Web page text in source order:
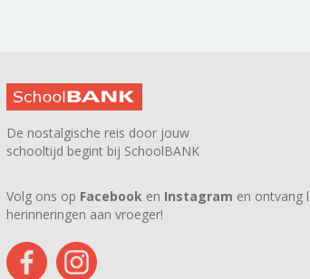
De nostalgische reis door jouw
schooltijd begint bij SchoolBANK
Volg ons op Facebook en Instagram en ontvang
herinneringen aan vroeger!